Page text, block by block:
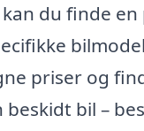
du finde
priser og
beskidt bil –